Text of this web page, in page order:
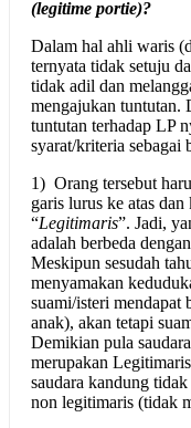
(legitime portie)?
Dalam hal ahli waris
ternyata tidak setuju
tidak adil dan
mengajukan tuntutan.
tuntutan terhadap LP
syarat/kriteria sebagai
1) Orang tersebut
garis lurus ke atas
“Legitimaris”. Jadi,
adalah berbeda
Meskipun sesudah
menyamakan
suami/isteri mendapat
anak), akan tetapi
Demikian pula
merupakan
saudara kandung
non legitimaris (tidak